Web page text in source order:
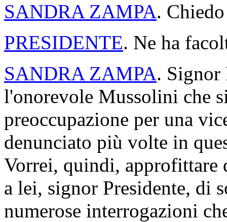
SANDRA ZAMPA.
PRESIDENTE. Ne ha
SANDRA ZAMPA. Signor
l'onorevole Mussolini che
preoccupazione per una
denunciato più volte in
Vorrei, quindi, approfittare
a lei, signor Presidente, di
numerose interrogazioni